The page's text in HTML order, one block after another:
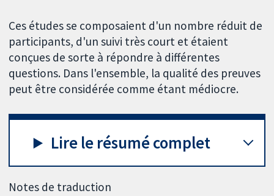
Ces études se composaient d'un nombre réduit de
participants, d'un suivi très court et étaient
conçues de sorte à répondre à différentes
questions. Dans l'ensemble, la qualité des preuves
peut être considérée comme étant médiocre.
Lire le résumé complet
Notes de traduction